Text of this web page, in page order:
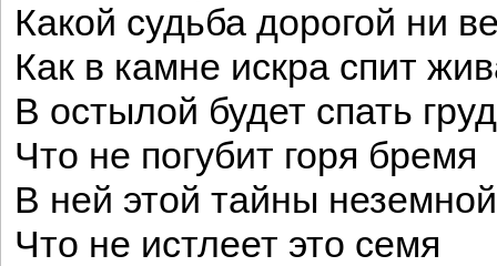
Какой судьба дорогой ни
Как в камне искра спит
В остылой будет спать
Что не погубит горя бремя
В ней этой тайны
Что не истлеет это семя